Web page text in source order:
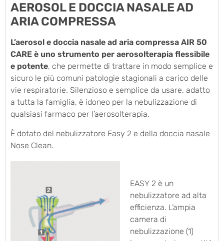
AEROSOL E DOCCIA NASALE AD
ARIA COMPRESSA
L’aerosol e doccia nasale ad aria compressa AIR 50
CARE è uno strumento per aerosolterapia flessibile
e potente, che permette di trattare in modo semplice e
sicuro le più comuni patologie stagionali a carico delle
vie respiratorie. Silenzioso e semplice da usare, adatto
a tutta la famiglia, è idoneo per la nebulizzazione di
qualsiasi farmaco per l’aerosolterapia.
È dotato del nebulizzatore Easy 2 e della doccia nasale
Nose Clean.
EASY 2 è un
nebulizzatore ad alta
efficienza. L’ampia
camera di
nebulizzazione (1)